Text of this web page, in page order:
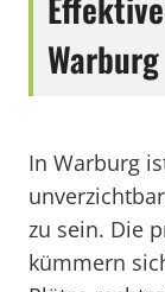
Warburg
In Warburg
zu sein. Die
kümmern